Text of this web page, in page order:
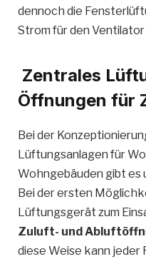
dennoch die
Strom für den Ventilator
Zentrales
Öffnungen für
Bei der
Lüftungsanlagen für
Wohngebäuden gibt es
Bei der ersten
Lüftungsgerät zum
Zuluft- und
diese Weise kann jeder